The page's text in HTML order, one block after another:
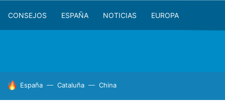
CONSEJOS ESPAÑA NOTICIAS EUROPA
HOY SE HABLA DE
España Cataluña China